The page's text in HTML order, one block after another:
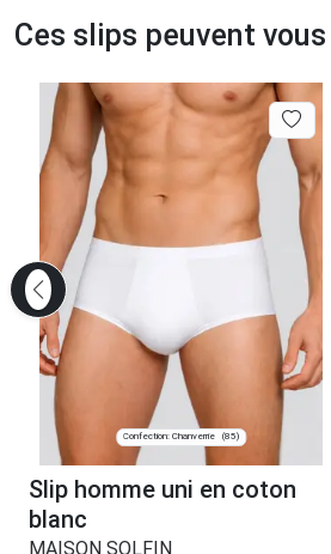
Ces slips peuvent
Confection: Chanverrie (85)
Slip homme uni en coton
blanc
MAISON SOLFIN